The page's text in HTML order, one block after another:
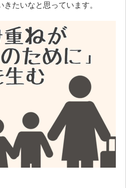
たいなと思っています。